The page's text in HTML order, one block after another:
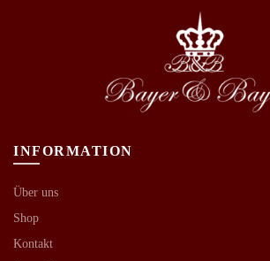
INFORMATION
Über uns
Shop
Kontakt